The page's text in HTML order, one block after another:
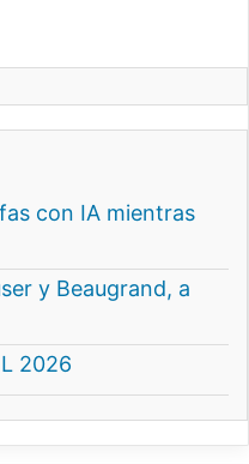
con IA mientras
y Beaugrand, a
2026